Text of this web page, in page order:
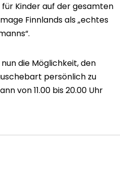
Kinder auf der gesamten
Finnlands als „echtes
die Möglichkeit, den
persönlich zu
von 11.00 bis 20.00 Uhr